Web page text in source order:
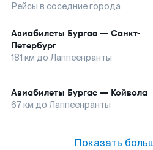
Рейсы в соседние города
Авиабилеты Бургас — Санкт-
Петербург
181 км до Лаппеенранты
Авиабилеты Бургас — Койвола
67км до Лаппеенранты
Показать